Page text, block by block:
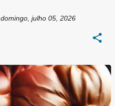
domingo, julho 05, 2026